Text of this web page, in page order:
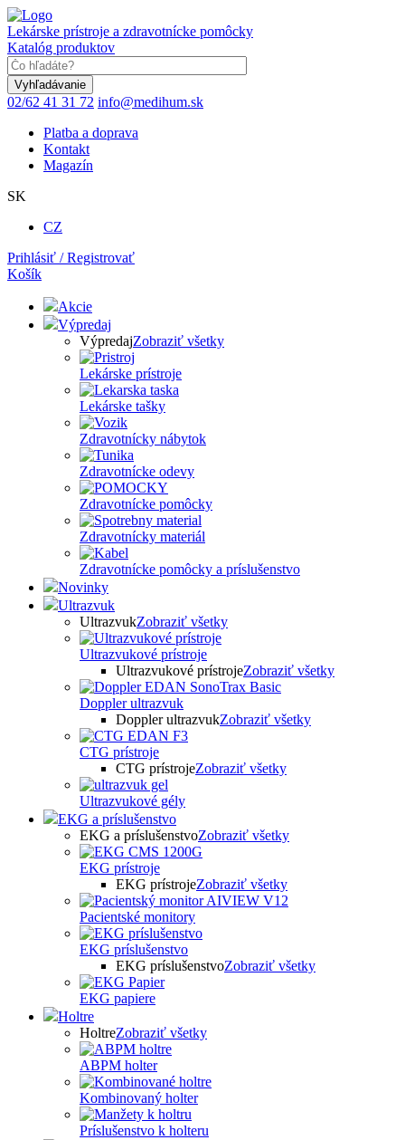
Skočiť
na
hlavný
obsah
Lekárske prístroje a zdravotnícke pomôcky
Katalóg produktov
02/62 41 31 72 info@medihum.sk
Platba a doprava
Kontakt
Magazín
SK
CZ
Prihlásiť / Registrovať
Košík
Akcie
Výpredaj
VýpredajZobraziť všetky
Lekárske prístroje
Lekárske tašky
Zdravotnícky nábytok
Zdravotnícke odevy
Zdravotnícke pomôcky
Zdravotnícky materiál
Zdravotnícke pomôcky a príslušenstvo
Novinky
Ultrazvuk
UltrazvukZobraziť všetky
Ultrazvukové prístroje
Ultrazvukové prístrojeZobraziť všetky
Doppler ultrazvuk
Doppler ultrazvukZobraziť všetky
CTG prístroje
CTG prístrojeZobraziť všetky
Ultrazvukové gély
EKG a príslušenstvo
EKG a príslušenstvoZobraziť všetky
EKG prístroje
EKG prístrojeZobraziť všetky
Pacientské monitory
EKG príslušenstvo
EKG príslušenstvoZobraziť všetky
EKG papiere
Holtre
HoltreZobraziť všetky
ABPM holter
Kombinovaný holter
Príslušenstvo k holteru